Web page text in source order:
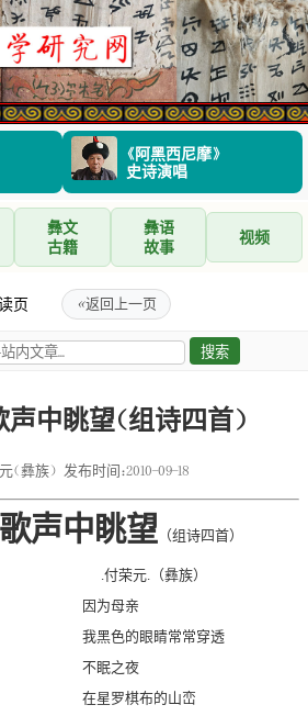
《阿黑西尼摩》
史诗演唱
彝文
古籍
彝语
故事
视频
页 «返回上一页
中眺望（组诗四首）
（彝族） 发布时间：2010-09-18
声中眺望 （组诗四首）
.付荣元.（彝族）
因为母亲
我黑色的眼睛常常穿透
不眠之夜
在星罗棋布的山峦